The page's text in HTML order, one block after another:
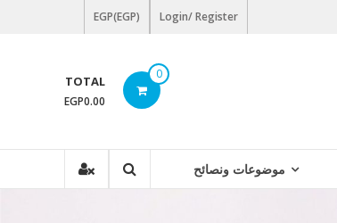
Login/ Register
EGP(EGP)
0
TOTAL
EGP0.00
موضوعات ونصائح